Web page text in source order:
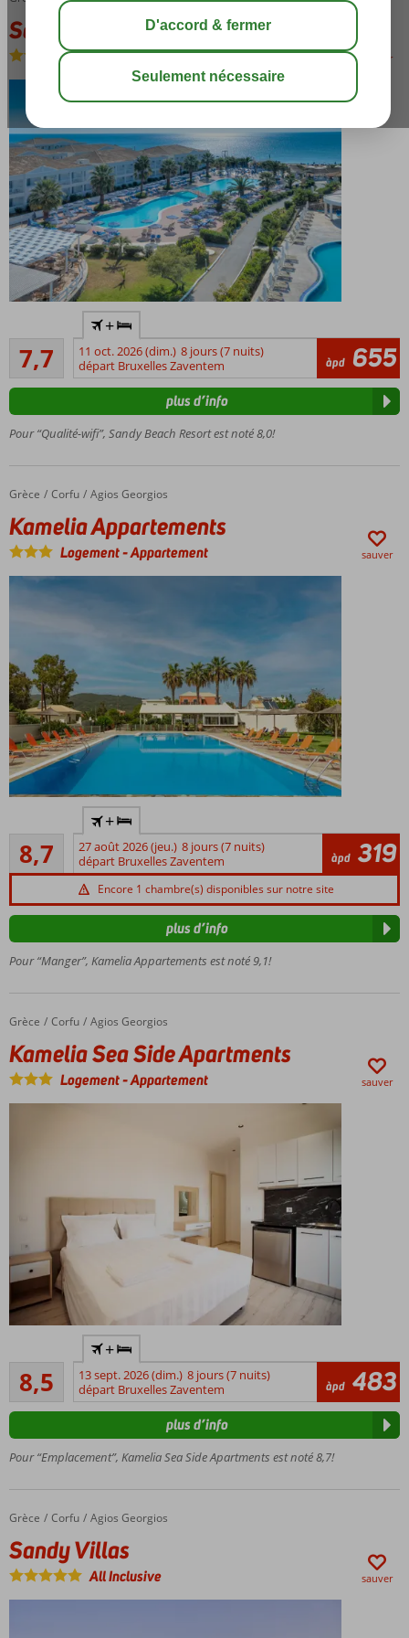
Sandy Beach Resort
All Inclusive-Hôtel sauver
magnifique
plage de
sable
Superbe
en
all
inclusive
7,7
46
commentaires
+
11 oct. 2026 (dim.) 8 jours (7 nuits)
départ Bruxelles Zaventem
àpd 655
Pour “Qualité-wifi”, Sandy Beach Resort est noté 8,0!
plus d’info
Accueil
Grèce Corfu Agios Georgios
Kamelia Appartements
Kamelia Appartements
Logement-Appartement sauver
Hébergement
échelle
Des
appartements
confortables
pour un
séjour sans
soucis
calme
Plage et
proximité
8,7
Recommandé
57
commentaires
+
27 août 2026 (jeu.) 8 jours (7 nuits)
départ Bruxelles Zaventem
àpd 319
Encore 1 chambre(s) disponibles sur notre site
Pour “Manger”, Kamelia Appartements est noté 9,1!
plus d’info
Accueil
Grèce Corfu Agios Georgios
Kamelia Sea Side Apartments
Kamelia Sea Side Apartments
Logement-Appartement sauver
pas de la
plage
À
marche
Hébergement
à petite
échelle
Studios
spacieux et
8,5Recommandé
27
commentaires
+
13 sept. 2026 (dim.) 8 jours (7 nuits)
départ Bruxelles Zaventem
àpd 483
Pour “Emplacement”, Kamelia Sea Side Apartments est noté 8,7!
plus d’info
Accueil
Grèce Corfu Agios Georgios
Sandy Villas
Sandy Villas
All Inclusive sauver